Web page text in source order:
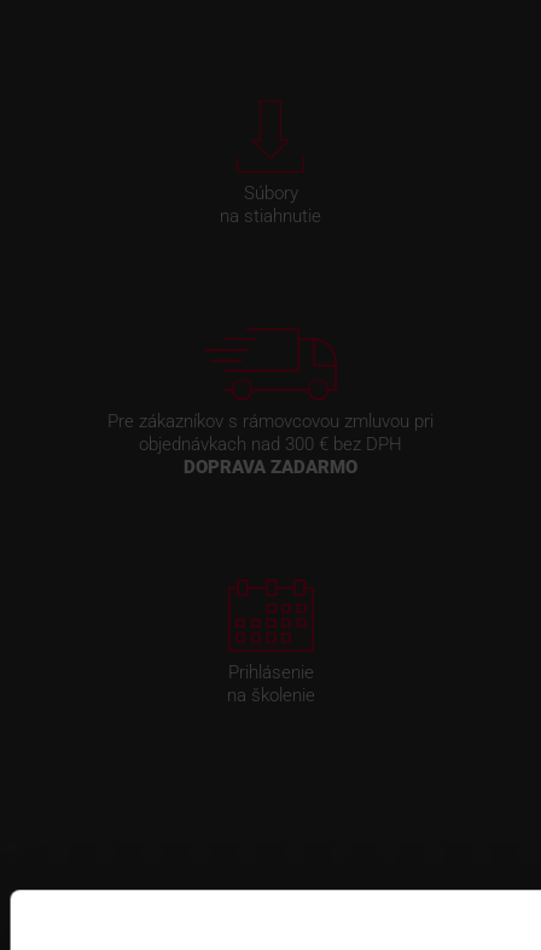
Súbory
na stiahnutie
Pre zákazníkov s rámovcovou zmluvou pri
objednávkach nad 300 € bez DPH
DOPRAVA ZADARMO
Prihlásenie
na školenie